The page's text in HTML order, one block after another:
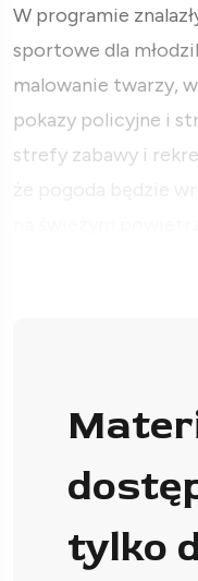
W programie
sportowe dla
malowanie twarzy,
pokazy policyjne i
strefy zabawy i
tylko